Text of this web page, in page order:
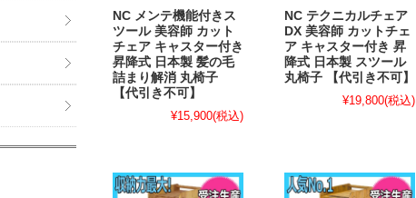
NC メンテ機能付きス
ツール 美容師 カット
チェア キャスター付き
昇降式 日本製 髪の毛
詰まり解消 丸椅子
【代引き不可】
¥15,900(税込)
NC テクニカルチェア
DX 美容師 カットチェ
ア キャスター付き 昇
降式 日本製 スツール
丸椅子 【代引き不可】
¥19,800(税込)